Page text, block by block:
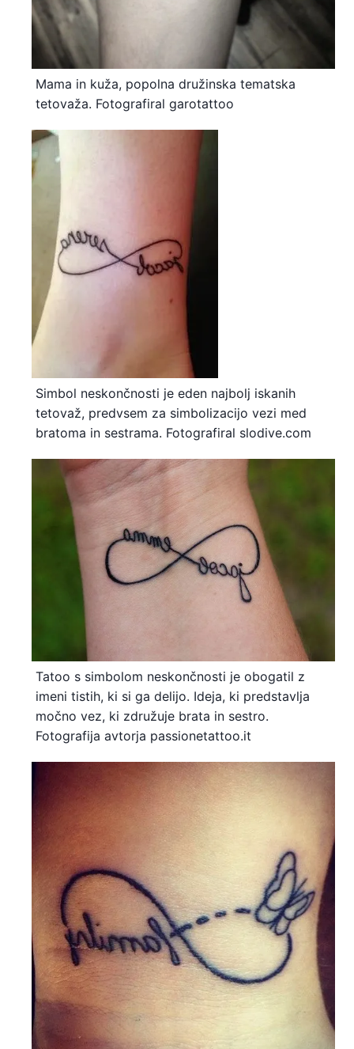
Mama in kuža, popolna družinska tematska
tetovaža. Fotografiral garotattoo
Simbol neskončnosti je eden najbolj iskanih
tetovaž, predvsem za simbolizacijo vezi med
bratoma in sestrama. Fotografiral slodive.com
Tatoo s simbolom neskončnosti je obogatil z
imeni tistih, ki si ga delijo. Ideja, ki predstavlja
močno vez, ki združuje brata in sestro.
Fotografija avtorja passionetattoo.it